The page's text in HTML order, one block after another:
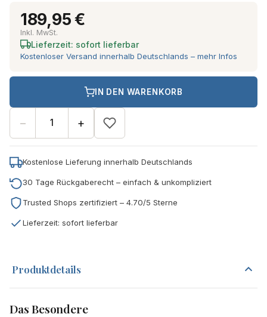
189,95 €
Inkl. MwSt.
Lieferzeit: sofort lieferbar
Kostenloser Versand innerhalb Deutschlands – mehr Infos
− +
IN DEN WARENKORB
Kostenlose Lieferung innerhalb Deutschlands
30 Tage Rückgaberecht – einfach & unkompliziert
Trusted Shops zertifiziert – 4.70/5 Sterne
Lieferzeit: sofort lieferbar
Produktdetails
Das Besondere